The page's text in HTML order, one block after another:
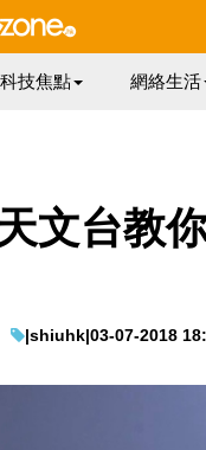
科技焦點 網絡生活
文台教
|shiuhk|03-07-2018